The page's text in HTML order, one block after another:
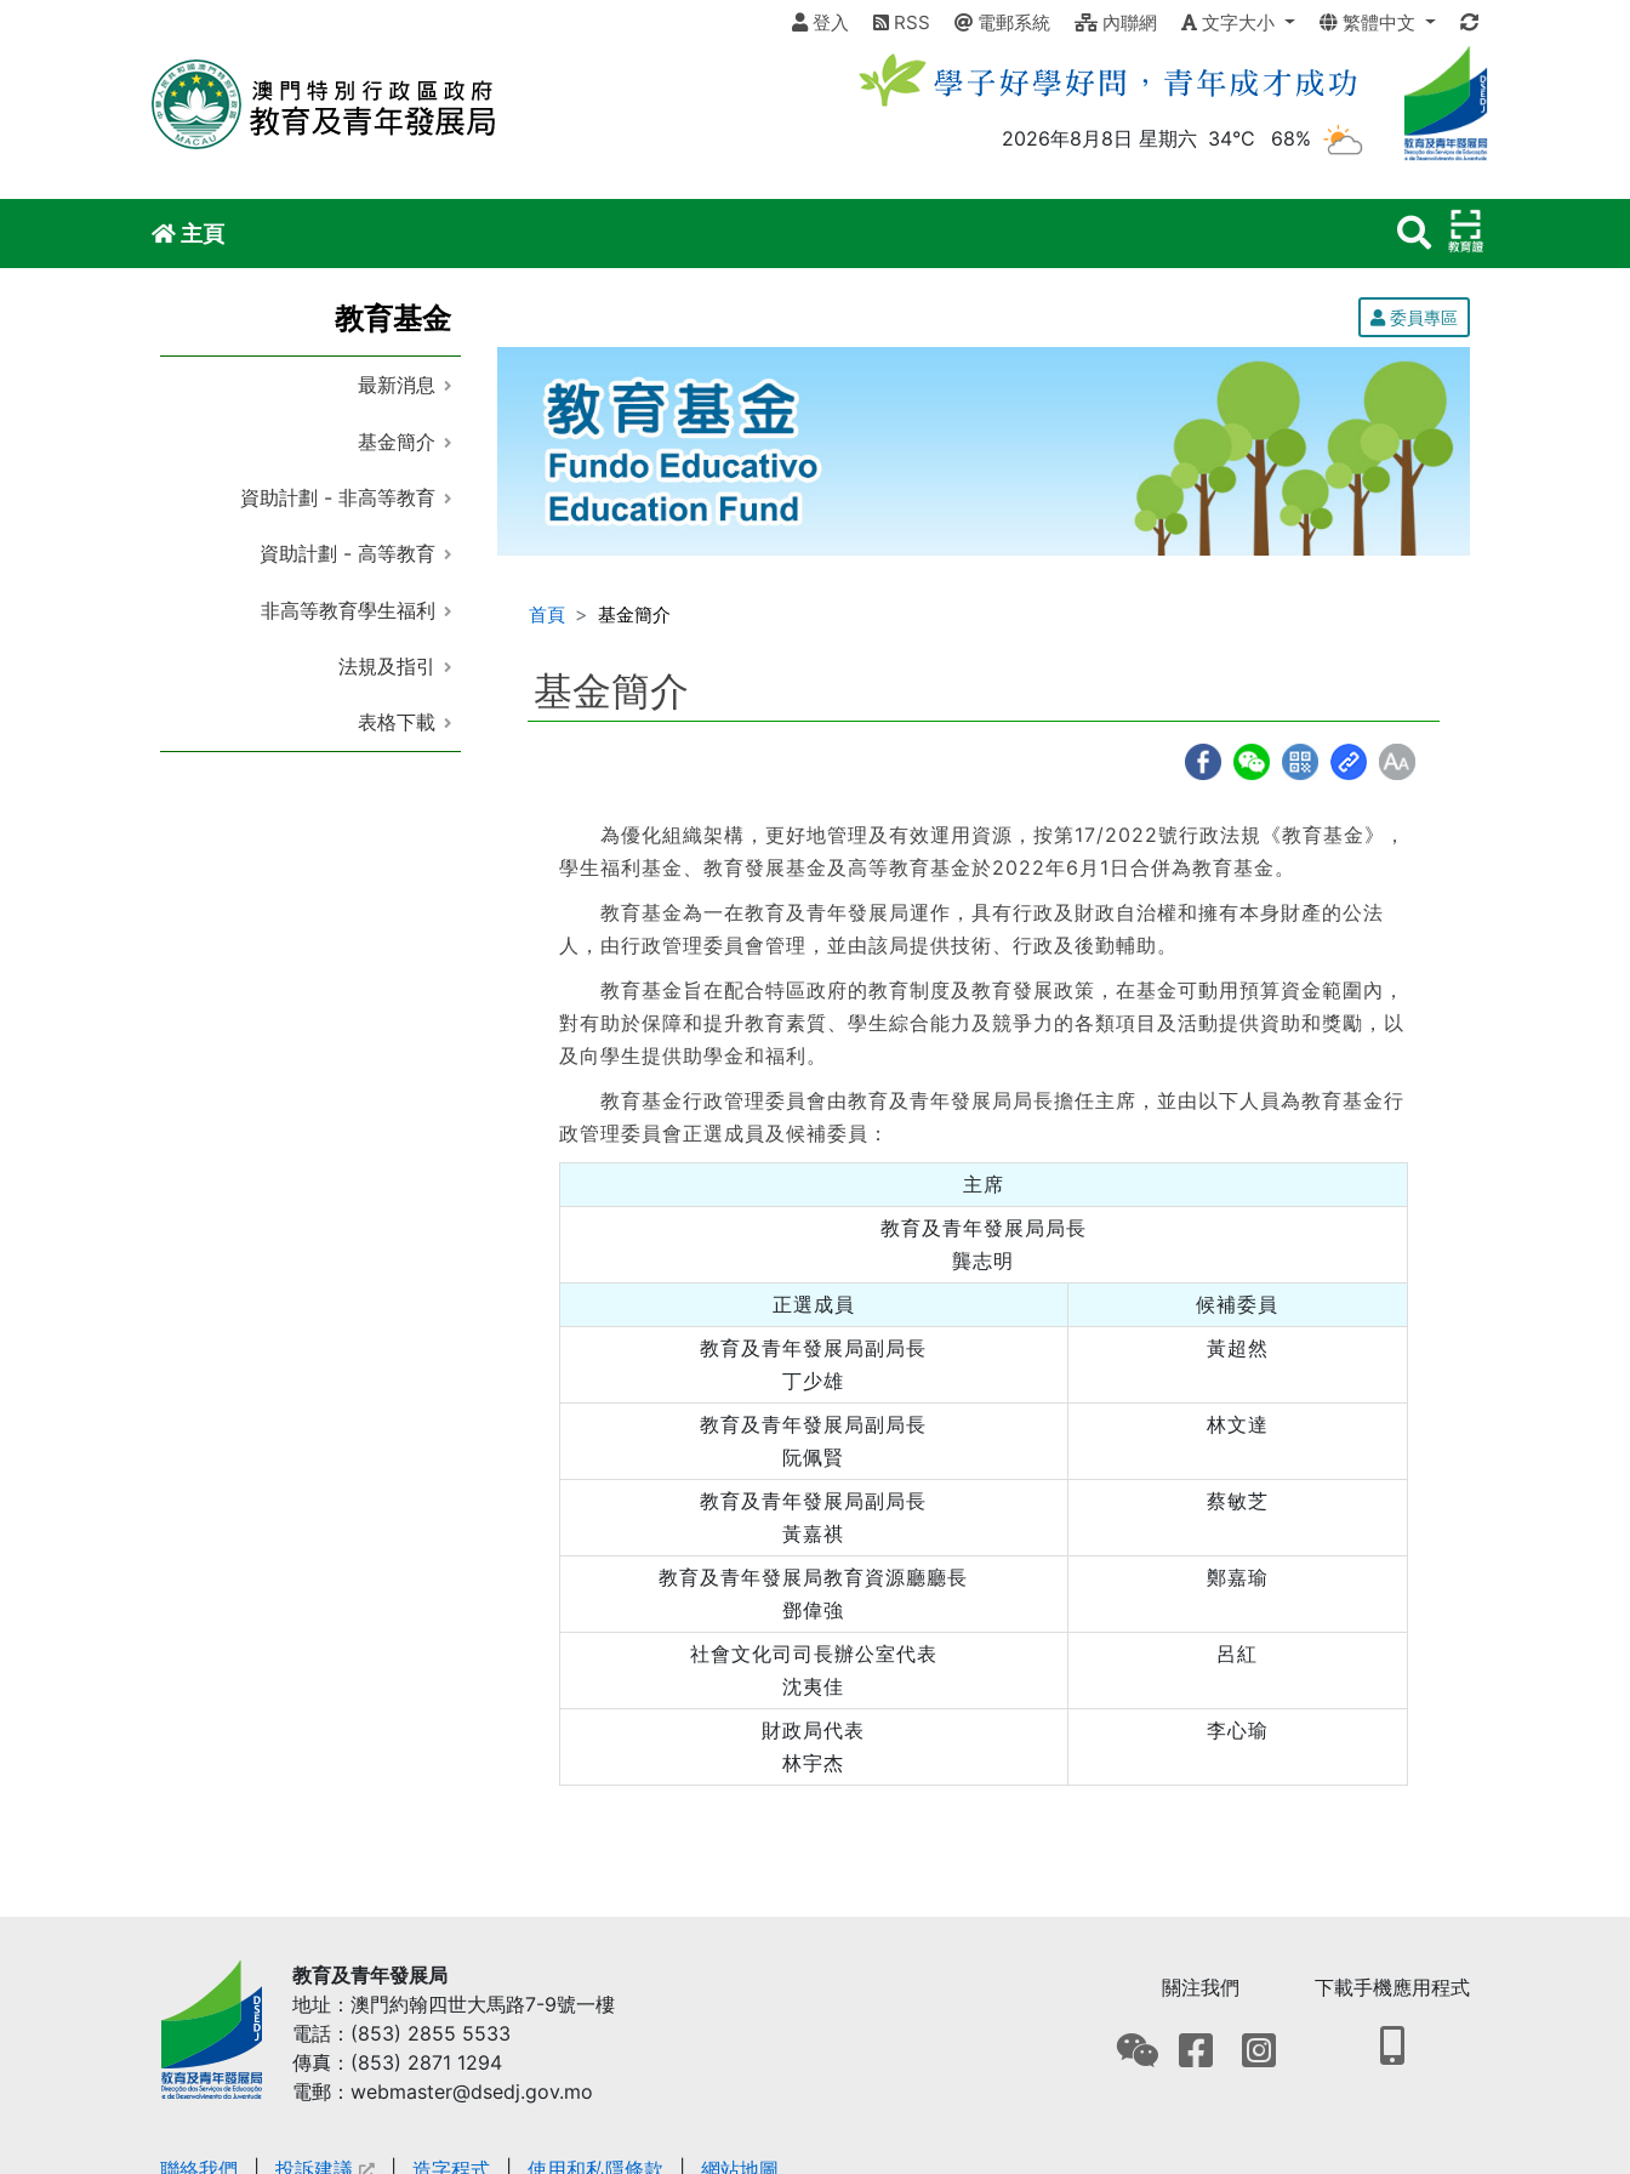
登入 RSS 電郵系統 內聯網 文字大小 繁體中文
2026年8月8日 星期六 34°C 68%
主頁
教育基金
最新消息
基金簡介
資助計劃 - 非高等教育
資助計劃 - 高等教育
非高等教育學生福利
法規及指引
表格下載
委員專區
首頁 基金簡介
基金簡介
為優化組織架構，更好地管理及有效運用資源，按第17/2022號行政法規《教育基金》，
學生福利基金、教育發展基金及高等教育基金於2022年6月1日合併為教育基金。
教育基金為一在教育及青年發展局運作，具有行政及財政自治權和擁有本身財產的公法
人，由行政管理委員會管理，並由該局提供技術、行政及後勤輔助。
教育基金旨在配合特區政府的教育制度及教育發展政策，在基金可動用預算資金範圍內，
對有助於保障和提升教育素質、學生綜合能力及競爭力的各類項目及活動提供資助和獎勵，以
及向學生提供助學金和福利。
教育基金行政管理委員會由教育及青年發展局局長擔任主席，並由以下人員為教育基金行
政管理委員會正選成員及候補委員：
主席
教育及青年發展局局長
龔志明
正選成員
候補委員
教育及青年發展局副局長
丁少雄
黃超然
教育及青年發展局副局長
阮佩賢
林文達
教育及青年發展局副局長
黃嘉祺
蔡敏芝
教育及青年發展局教育資源廳廳長
鄧偉強
鄭嘉瑜
社會文化司司長辦公室代表
沈夷佳
呂紅
財政局代表
林宇杰
李心瑜
教育及青年發展局
地址：澳門約翰四世大馬路7-9號一樓
電話：(853) 2855 5533
傳真：(853) 2871 1294
電郵：webmaster@dsedj.gov.mo
關注我們 下載手機應用程式